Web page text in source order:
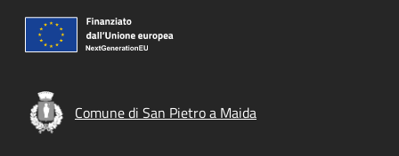
Comune di San Pietro a Maida